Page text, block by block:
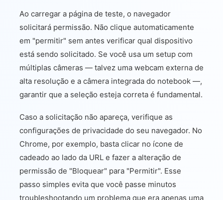
Ao carregar a página de teste, o navegador
solicitará permissão. Não clique automaticamente
em "permitir" sem antes verificar qual dispositivo
está sendo solicitado. Se você usa um setup com
múltiplas câmeras — talvez uma webcam externa de
alta resolução e a câmera integrada do notebook —,
garantir que a seleção esteja correta é fundamental.
Caso a solicitação não apareça, verifique as
configurações de privacidade do seu navegador. No
Chrome, por exemplo, basta clicar no ícone de
cadeado ao lado da URL e fazer a alteração de
permissão de "Bloquear" para "Permitir". Esse
passo simples evita que você passe minutos
troubleshootando um problema que era apenas uma